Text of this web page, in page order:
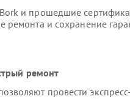
и прошедшие
ремонта и сохранение
ремонт
провести